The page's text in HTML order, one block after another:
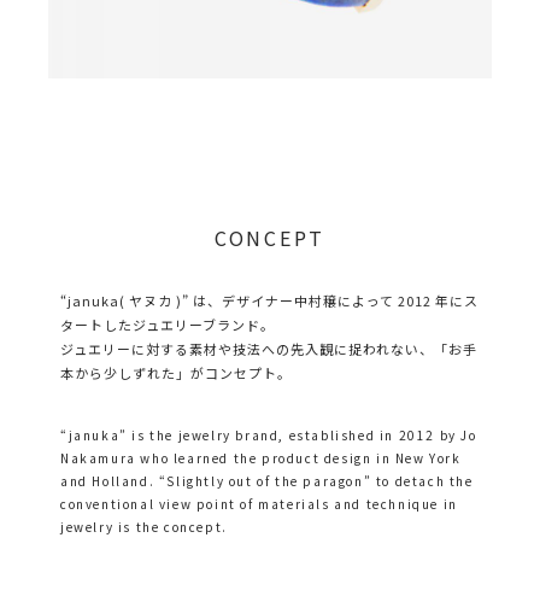
CONCEPT
“januka( ヤヌカ )” は、デザイナー中村穣によって 2012 年にス
タートしたジュエリーブランド。
ジュエリーに対する素材や技法への先入観に捉われない、「お手
本から少しずれた」がコンセプト。
“januka” is the jewelry brand, established in 2012 by Jo
Nakamura who learned the product design in New York
and Holland. “Slightly out of the paragon” to detach the
conventional view point of materials and technique in
jewelry is the concept.